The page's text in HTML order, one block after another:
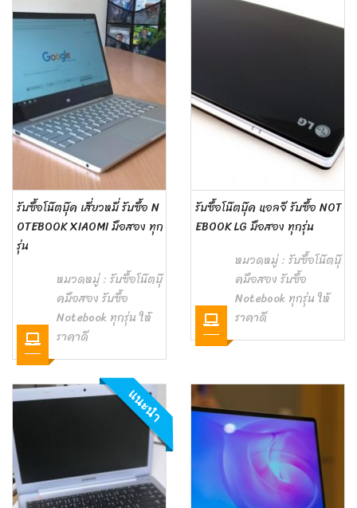
รับซื้อโน๊ตบุ๊ค เสี่ยวหมี่ รับซื้อ N
OTEBOOK ‎XIAOMI มือสอง ทุก
รุ่น
หมวดหมู่ : รับซื้อโน๊ตบุ๊
คมือสอง รับซื้อ
Notebook ทุกรุ่น ให้
ราคาดี
รับซื้อโน๊ตบุ๊ค แอลจี รับซื้อ NOT
EBOOK LG มือสอง ทุกรุ่น
หมวดหมู่ : รับซื้อโน๊ตบุ๊
คมือสอง รับซื้อ
Notebook ทุกรุ่น ให้
ราคาดี
แนะนำ